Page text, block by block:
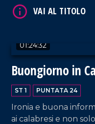
01:24:32
Buongiorno in
ST 1 PUNTATA 24
Ironia e buona
ai calabresi e non